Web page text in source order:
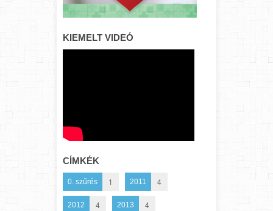
KIEMELT VIDEÓ
CÍMKÉK
0. szűrés 1 2011 4
2012 4 2013 4